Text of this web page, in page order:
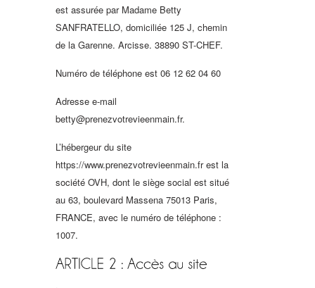
est assurée par Madame Betty
SANFRATELLO, domiciliée 125 J, chemin
de la Garenne. Arcisse. 38890 ST-CHEF.
Numéro de téléphone est 06 12 62 04 60
Adresse e-mail
betty@prenezvotrevieenmain.fr.
L’hébergeur du site
https://www.prenezvotrevieenmain.fr est la
société OVH, dont le siège social est situé
au 63, boulevard Massena 75013 Paris,
FRANCE, avec le numéro de téléphone :
1007.